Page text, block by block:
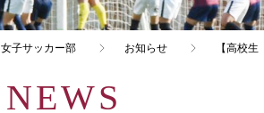
女子サッカー部 お知らせ 【高校